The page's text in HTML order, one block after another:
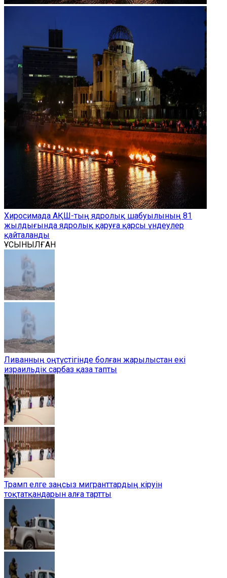
Хиросимада АҚШ-тың ядролық шабуылының 81
жылдығында ядролық қаруға қарсы үндеулер
қайталанды
ҰСЫНЫЛҒАН
Ливанның оңтүстігінде болған жарылыстан екі
израильдік сарбаз қаза тапты
Трамп елге заңсыз мигранттардың кіруін
тоқтатқандарын алға тартты